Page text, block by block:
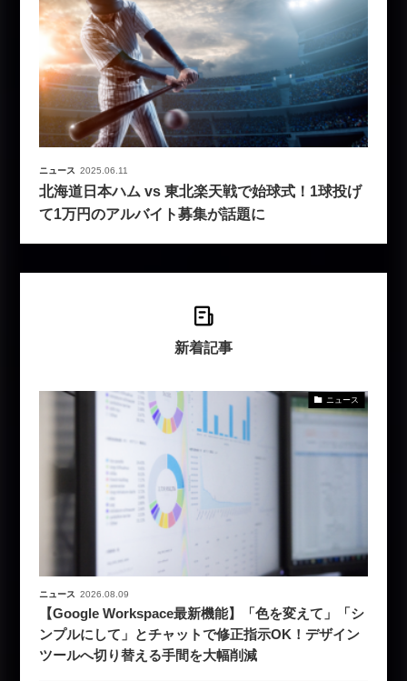
ニュース 2025.06.11
北海道日本ハム vs 東北楽天戦で始球式！1球投げ
て1万円のアルバイト募集が話題に
新着記事
ニュース
ニュース 2026.08.09
【Google Workspace最新機能】「色を変えて」「シ
ンプルにして」とチャットで修正指示OK！デザイン
ツールへ切り替える手間を大幅削減